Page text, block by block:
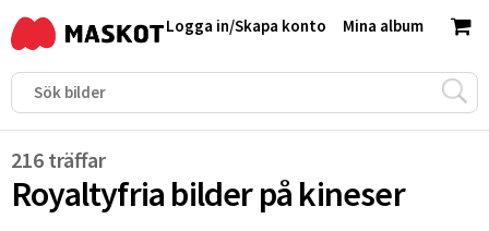
Mina album
Logga in/Skapa konto
216 träffar
Royaltyfria bilder på kineser